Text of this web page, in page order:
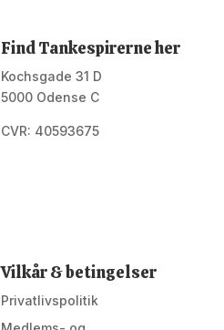
Find Tankespirerne her
Kochsgade 31 D
5000 Odense C
CVR: 40593675
Vilkår & betingelser
Privatlivspolitik